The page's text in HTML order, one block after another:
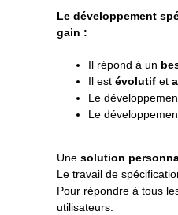
Le développement
gain :
Il répond à un
Il est évolutifet
Le
Le
Unesolution
Le travail de
Pour répondre à tous
utilisateurs.